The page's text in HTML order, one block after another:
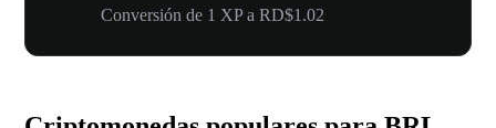
Conversión de 1 XP a RD$1.02